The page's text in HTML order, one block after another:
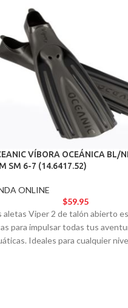
VÍBORA OCEÁNICA BL/
SM 6-7 (14.6417.52)
ONLINE
$59.95
aletas Viper 2 de talón abierto
para impulsar todas tus
Ideales para cualquier